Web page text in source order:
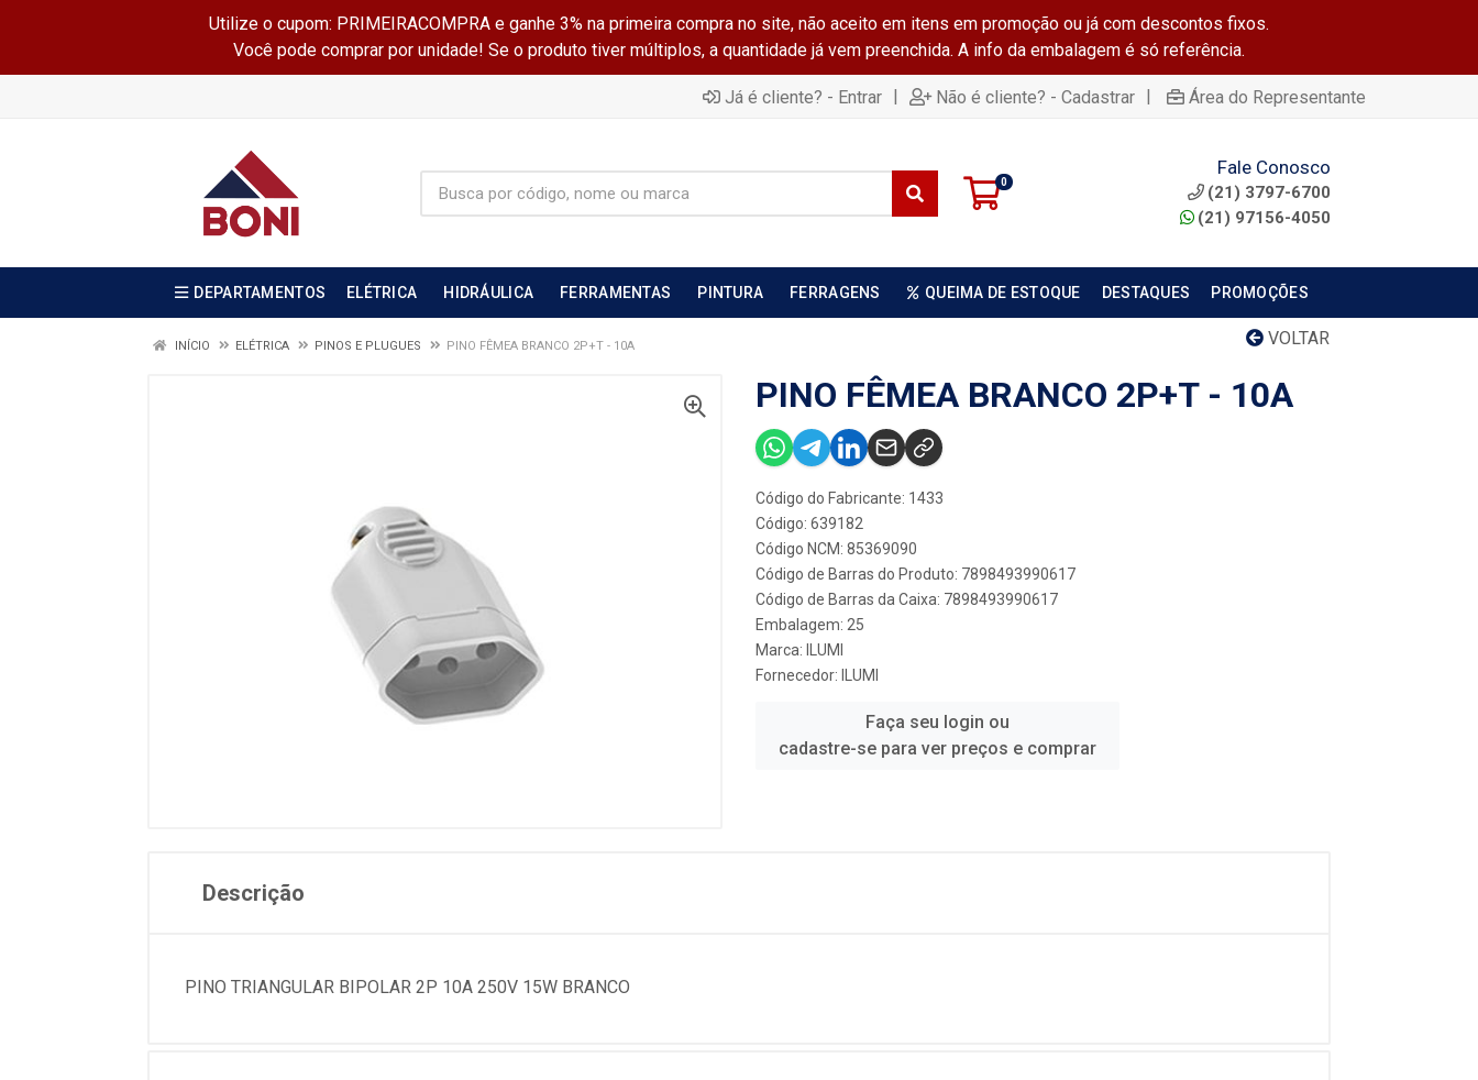
Utilize o cupom: PRIMEIRACOMPRA e ganhe 3% na primeira compra no site, não aceito em itens em promoção ou já com descontos fixos.
Você pode comprar por unidade! Se o produto tiver múltiplos, a quantidade já vem preenchida. A info da embalagem é só referência.
Já é cliente? - Entrar | Não é cliente? - Cadastrar | Área do Representante
0
Fale Conosco
(21) 3797-6700
(21) 97156-4050
DEPARTAMENTOS ELÉTRICA HIDRÁULICA FERRAMENTAS PINTURA FERRAGENS QUEIMA DE ESTOQUE DESTAQUES PROMOÇÕES
VOLTAR
INÍCIO ELÉTRICA PINOS E PLUGUES PINO FÊMEA BRANCO 2P+T - 10A
PINO FÊMEA BRANCO 2P+T - 10A
Código do Fabricante: 1433
Código: 639182
Código NCM: 85369090
Código de Barras do Produto: 7898493990617
Código de Barras da Caixa: 7898493990617
Embalagem: 25
Marca:
ILUMI
Fornecedor:
ILUMI
Faça seu login ou
cadastre-se para ver preços e comprar
Descrição
PINO TRIANGULAR BIPOLAR 2P 10A 250V 15W BRANCO